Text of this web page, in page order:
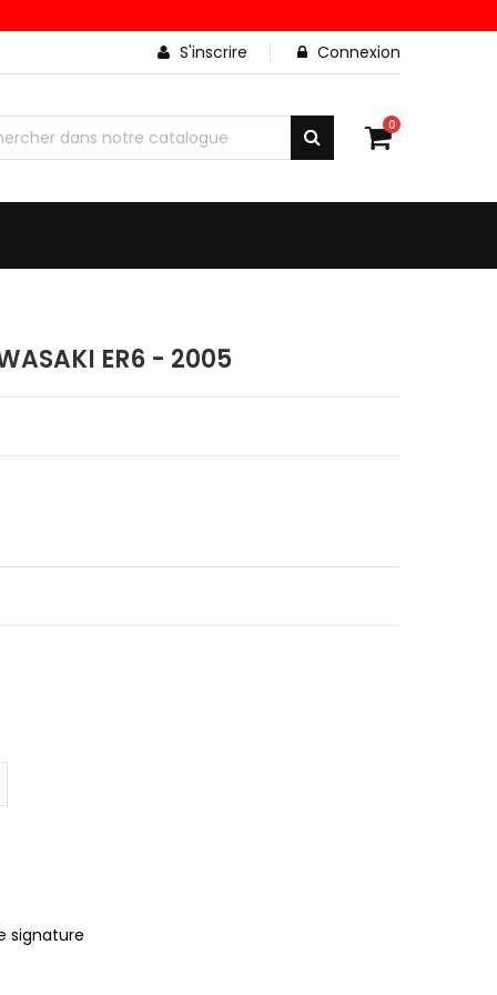
S'inscrire
Connexion
0
ER6 - 2005
signature